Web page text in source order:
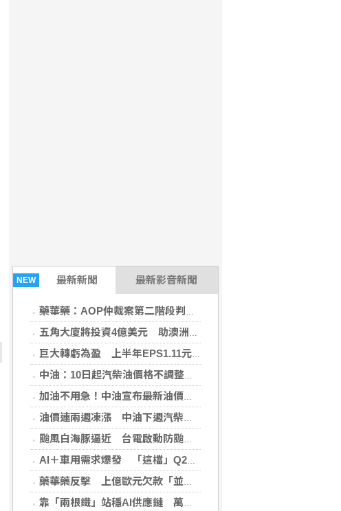
NEW 最新新聞 最新影音新聞
藥華藥：AOP仲裁案第二階段判斷出爐 財務無重大影響
五角大廈將投資4億美元 助澳洲開發稀土礦物
巨大轉虧為盈 上半年EPS1.11元H2審慎樂觀
中油：10日起汽柴油價格不調整 95無鉛維持32元
加油不用急！中油宣布最新油價 下周汽、柴油「凍漲」
油價連兩週凍漲 中油下週汽柴油價格不調整
颱風白海豚逼近 台電啟動防颱整備
AI＋車用需求爆發 「這檔」Q2業績亮眼股價狂飆8%
藥華藥反擊 上億歐元欠款「並非仲裁裁定」
靠「兩根鐵」站穩AI供應鏈 萬金股7日飆漲停